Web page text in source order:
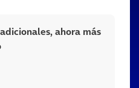
ahora más